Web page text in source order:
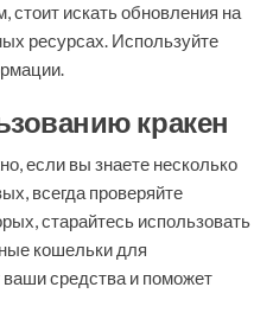
стоит искать обновления на
ресурсах. Используйте
кракен
если вы знаете несколько
всегда проверяйте
старайтесь использовать
кошельки для
средства и поможет